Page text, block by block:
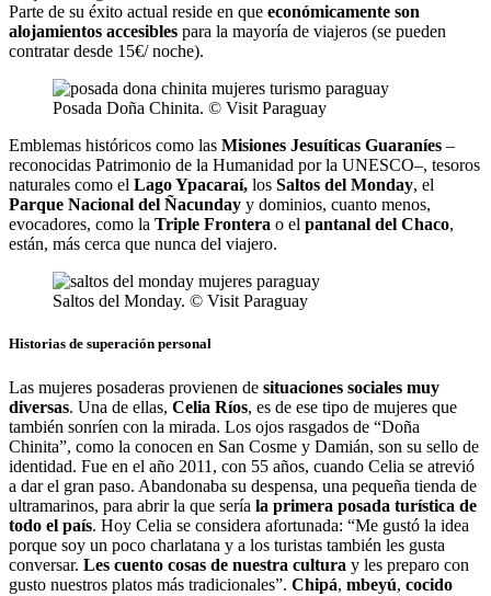
Parte de su éxito actual reside en que económicamente son
alojamientos accesibles para la mayoría de viajeros (se pueden
contratar desde 15€/ noche).
Posada Doña Chinita. © Visit Paraguay
Emblemas históricos como las Misiones Jesuíticas Guaraníes –
reconocidas Patrimonio de la Humanidad por la UNESCO–, tesoros
naturales como el Lago Ypacaraí, los Saltos del Monday, el
Parque Nacional del Ñacunday y dominios, cuanto menos,
evocadores, como la Triple Frontera o el pantanal del Chaco,
están, más cerca que nunca del viajero.
Saltos del Monday. © Visit Paraguay
Historias de superación personal
Las mujeres posaderas provienen de situaciones sociales muy
diversas. Una de ellas, Celia Ríos, es de ese tipo de mujeres que
también sonríen con la mirada. Los ojos rasgados de “Doña
Chinita”, como la conocen en San Cosme y Damián, son su sello de
identidad. Fue en el año 2011, con 55 años, cuando Celia se atrevió
a dar el gran paso. Abandonaba su despensa, una pequeña tienda de
ultramarinos, para abrir la que sería la primera posada turística de
todo el país. Hoy Celia se considera afortunada: “Me gustó la idea
porque soy un poco charlatana y a los turistas también les gusta
conversar. Les cuento cosas de nuestra cultura y les preparo con
gusto nuestros platos más tradicionales”. Chipá, mbeyú, cocido